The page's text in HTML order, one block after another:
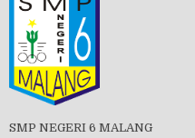
Tes Matrikulasi 2019
SMP NEGERI 6 MALANG